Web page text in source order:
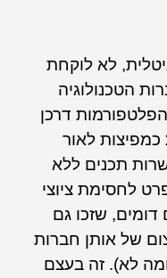
לא לוקחת
הטכנולוגיה
דרכן
כמפיצות לאור
תכנים ללא
לחסימת ציוצי
שזכו גם
של אותן חברות
ומה לא). זה בעצם